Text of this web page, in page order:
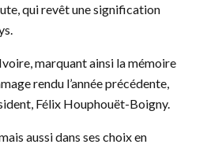
qui revêt une signification
marquant ainsi la mémoire
rendu l’année précédente,
Félix Houphouët-Boigny.
aussi dans ses choix en